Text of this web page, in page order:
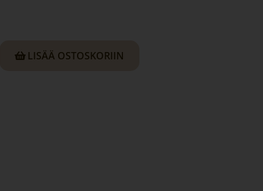
LISÄÄ OSTOSKORIIN